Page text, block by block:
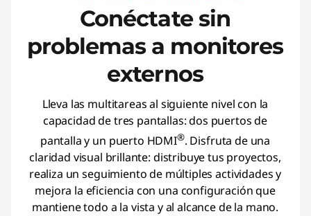
Conéctate sin
problemas a monitores
externos
Lleva las multitareas al siguiente nivel con la
capacidad de tres pantallas: dos puertos de
pantalla y un puerto HDMI®. Disfruta de una
claridad visual brillante: distribuye tus proyectos,
realiza un seguimiento de múltiples actividades y
mejora la eficiencia con una configuración que
mantiene todo a la vista y al alcance de la mano.